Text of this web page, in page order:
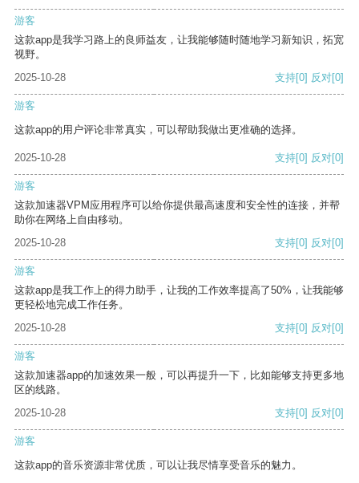
游客
这款app是我学习路上的良师益友，让我能够随时随地学习新知识，拓宽
视野。
2025-10-28
支持[0] 反对[0]
游客
这款app的用户评论非常真实，可以帮助我做出更准确的选择。
2025-10-28 支持[0] 反对[0]
游客
这款加速器VPM应用程序可以给你提供最高速度和安全性的连接，并帮
助你在网络上自由移动。
2025-10-28
支持[0] 反对[0]
游客
这款app是我工作上的得力助手，让我的工作效率提高了50%，让我能够
更轻松地完成工作任务。
2025-10-28
支持[0] 反对[0]
游客
这款加速器app的加速效果一般，可以再提升一下，比如能够支持更多地
区的线路。
2025-10-28
支持[0] 反对[0]
游客
这款app的音乐资源非常优质，可以让我尽情享受音乐的魅力。